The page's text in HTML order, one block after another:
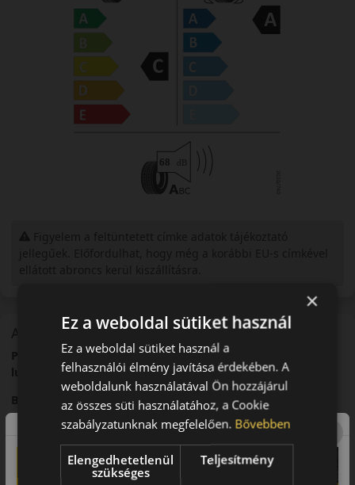
A mintázat
Pirelli P Zero Luxury PZ4 – Prémium sportabroncs
luxusautókhoz
Bevezető
A Pirelli P Zero Luxury PZ4 egy prémium nyári sportabroncs,
amelyet luxus- és nagy teljesítményű járművekhez
fejlesztettek.
×
Ez a weboldal sütiket használ
Ez a weboldal sütiket használ a
felhasználói élmény javítása érdekében. A
weboldalunk használatával Ön hozzájárul
az összes süti használatához, a Cookie
szabályzatunknak megfelelően. Bővebben
Elengedhetetlenül
szükséges
Teljesítmény